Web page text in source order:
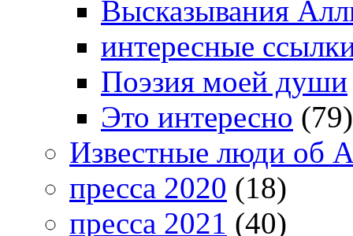
Высказывания
интересные
Поэзия моей души
Это интересно (79)
Известные люди об
пресса 2020 (18)
пресса 2021 (40)